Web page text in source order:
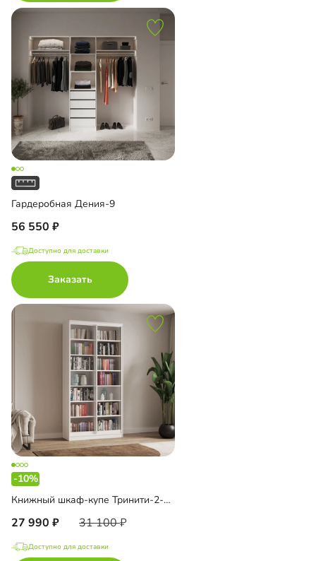
Гардеробная Дения-9
56 550
Доступно для доставки
Заказать
-10%
Книжный шкаф-купе Тринити-2-1 6 полок
27 990 31 100
Доступно для доставки